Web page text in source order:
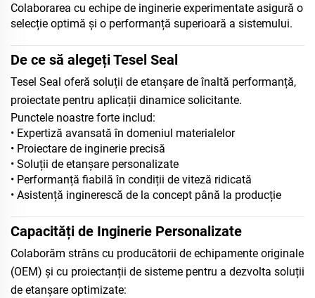
Colaborarea cu echipe de inginerie experimentate asigură o
selecție optimă și o performanță superioară a sistemului.
De ce să alegeți Tesel Seal
Tesel Seal oferă soluții de etanșare de înaltă performanță,
proiectate pentru aplicații dinamice solicitante.
Punctele noastre forte includ:
• Expertiză avansată în domeniul materialelor
• Proiectare de inginerie precisă
• Soluții de etanșare personalizate
• Performanță fiabilă în condiții de viteză ridicată
• Asistență inginerescă de la concept până la producție
Capacități de Inginerie Personalizate
Colaborăm strâns cu producătorii de echipamente originale
(OEM) și cu proiectanții de sisteme pentru a dezvolta soluții
de etanșare optimizate: